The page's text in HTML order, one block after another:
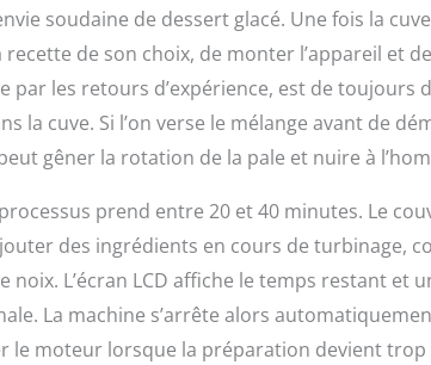
soudaine de dessert glacé. Une fois la
de son choix, de monter l’appareil et
par les retours d’expérience, est de
la cuve. Si l’on verse le mélange avant de
gêner la rotation de la pale et nuire à
prend entre 20 et 40 minutes. Le
des ingrédients en cours de turbinage,
noix. L’écran LCD affiche le temps restant et
La machine s’arrête alors
le moteur lorsque la préparation devient trop